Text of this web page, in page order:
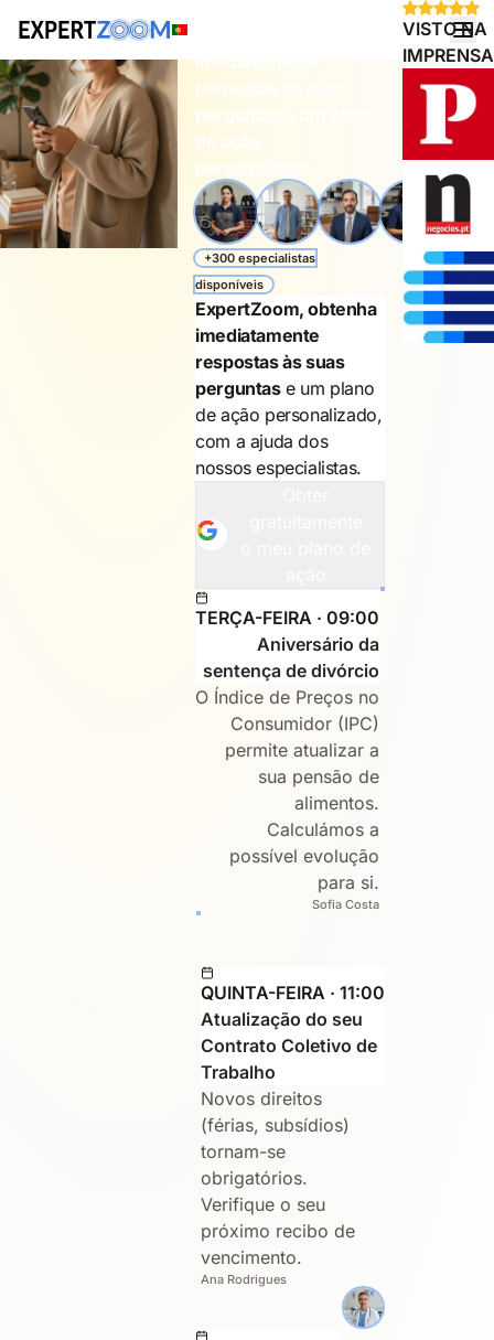
imediatamente
respostas às suas
perguntas e um plano
de ação
personalizado.
+300 especialistas
disponíveis
ExpertZoom, obtenha
imediatamente
respostas às suas
perguntase um plano
de ação personalizado,
com a ajuda dos
nossos especialistas.
TERÇA-FEIRA · 09:00
Aniversário da
sentença de divórcio
O Índice de Preços no
Consumidor (IPC)
permite atualizar a
sua pensão de
alimentos.
Calculámos a
possível evolução
para si.
Sofia Costa
QUINTA-FEIRA · 11:00
Atualização do seu
Contrato Coletivo de
Trabalho
Novos direitos
(férias, subsídios)
tornam-se
obrigatórios.
Verifique o seu
próximo recibo de
vencimento.
Ana Rodrigues
VISTO NA
IMPRENSA